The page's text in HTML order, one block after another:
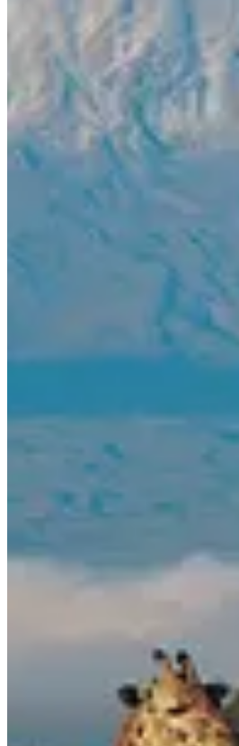
Octobre 2026
Date à confirmer
Lieu
Moshi
Tanzanie
Embarque pour l’ascension du
emblématique de l’Afrique. Entre
sportive et souvenirs inoubliables, cette
• Un itinéraire de randonnée sur 6 jours
pour sa beauté et son authenticité.
• Un tarif tout compris (hors vols et
incluant hébergements, repas, guides,
• La possibilité d'ajouter un safari de 2 à
• Gravir le sommet mythique d’Afrique
• Découvrir des paysages variés, des